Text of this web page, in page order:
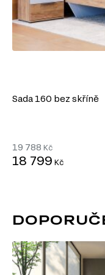
Sada 160 bez skříně
19 788 Kč
18 799 Kč